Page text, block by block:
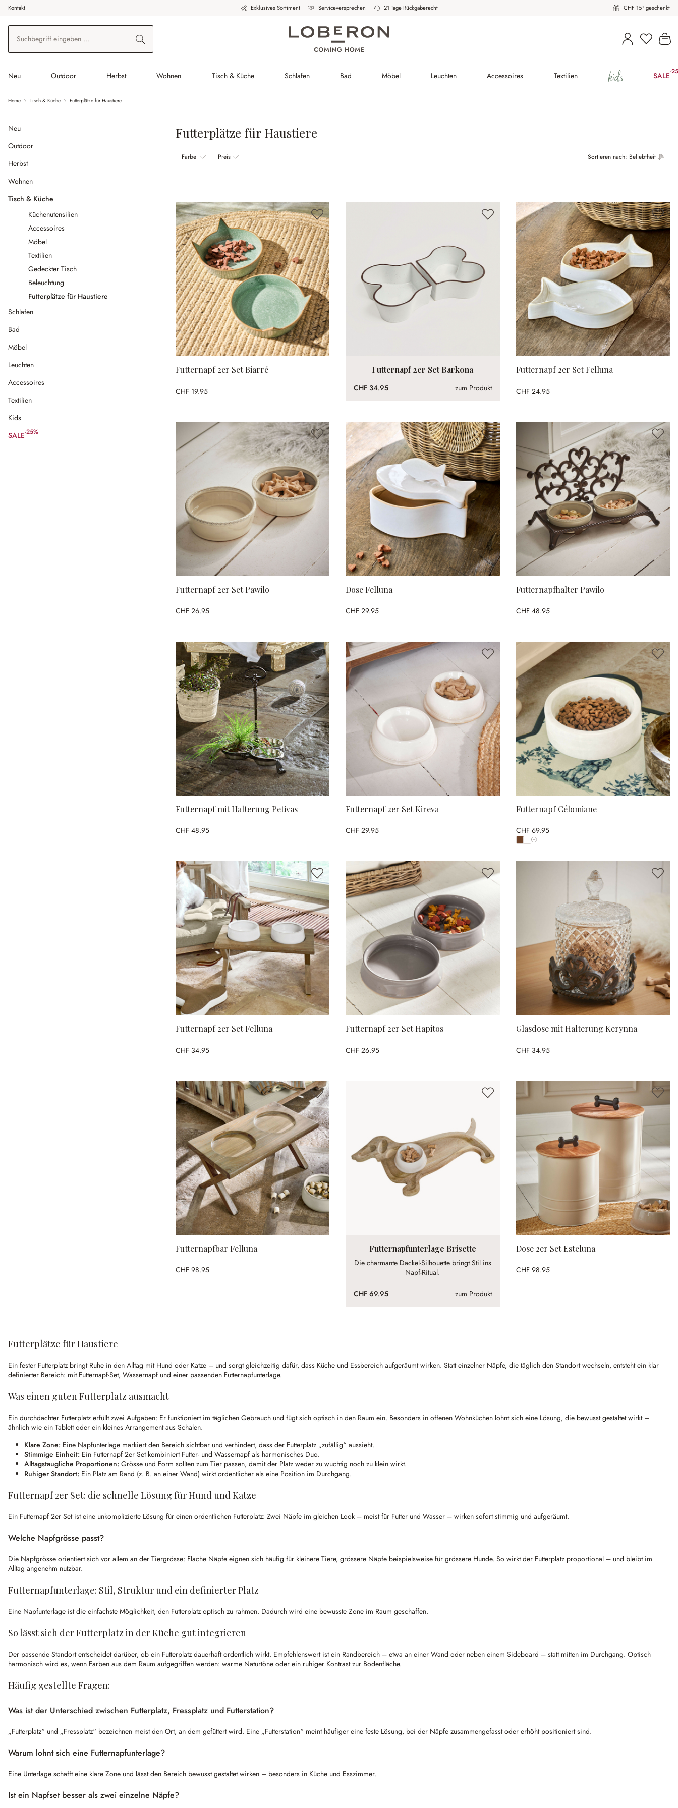
Hauptinhalt springen
Zur Suche springen
Zur Hauptnavigation springen
Kontakt Exklusives Sortiment Serviceversprechen 21 Tage Rückgaberecht CHF 15¹ geschenkt
Neu Outdoor Herbst Wohnen Tisch & Küche Schlafen Bad Möbel Leuchten Accessoires Textilien kids SALE-
Home Tisch & Küche Futterplätze für Haustiere
Neu
Outdoor
Herbst
Wohnen
Tisch & Küche
Küchenutensilien
Accessoires
Möbel
Textilien
Gedeckter Tisch
Beleuchtung
Futterplätze für Haustiere
Schlafen
Bad
Möbel
Leuchten
Accessoires
Textilien
Kids
SALE-25%
(25% gespart)
Futterplätze für Haustiere
Sortieren nach: Beliebtheit
Farbe Preis
Futternapf 2er Set Biarré
CHF 19.95
Futternapf 2er Set Barkona
CHF 34.95 zum Produkt
Futternapf 2er Set Felluna
CHF 24.95
Futternapf 2er Set Pawilo
CHF 26.95
Dose Felluna
CHF 29.95
Futternapfhalter Pawilo
CHF 48.95
Futternapf mit Halterung Petivas
CHF 48.95
Futternapf 2er Set Kireva
CHF 29.95
Futternapf Célomiane
CHF 69.95
Futternapf 2er Set Felluna
CHF 34.95
Futternapf 2er Set Hapitos
CHF 26.95
Glasdose mit Halterung Kerynna
CHF 34.95
Futternapfbar Felluna
CHF 98.95
Futternapfunterlage Brisette
Die charmante Dackel-Silhouette bringt Stil ins
Napf-Ritual.
CHF 69.95 zum Produkt
Dose 2er Set Esteluna
CHF 98.95
Futterplätze für Haustiere
Ein fester Futterplatz bringt Ruhe in den Alltag mit Hund oder Katze – und sorgt gleichzeitig dafür, dass Küche und Essbereich aufgeräumt wirken. Statt einzelner Näpfe, die täglich den Standort wechseln, entsteht ein klar
definierter Bereich: mit Futternapf-Set, Wassernapf und einer passenden Futternapfunterlage.
Was einen guten Futterplatz ausmacht
Ein durchdachter Futterplatz erfüllt zwei Aufgaben: Er funktioniert im täglichen Gebrauch und fügt sich optisch in den Raum ein. Besonders in offenen Wohnküchen lohnt sich eine Lösung, die bewusst gestaltet wirkt –
ähnlich wie ein Tablett oder ein kleines Arrangement aus Schalen.
Klare Zone: Eine Napfunterlage markiert den Bereich sichtbar und verhindert, dass der Futterplatz „zufällig“ aussieht.
Stimmige Einheit: Ein Futternapf 2er Set kombiniert Futter- und Wassernapf als harmonisches Duo.
Alltagstaugliche Proportionen: Grösse und Form sollten zum Tier passen, damit der Platz weder zu wuchtig noch zu klein wirkt.
Ruhiger Standort: Ein Platz am Rand (z. B. an einer Wand) wirkt ordentlicher als eine Position im Durchgang.
Futternapf 2er Set: die schnelle Lösung für Hund und Katze
Ein Futternapf 2er Set ist eine unkomplizierte Lösung für einen ordentlichen Futterplatz: Zwei Näpfe im gleichen Look – meist für Futter und Wasser – wirken sofort stimmig und aufgeräumt.
Welche Napfgrösse passt?
Die Napfgrösse orientiert sich vor allem an der Tiergrösse: Flache Näpfe eignen sich häufig für kleinere Tiere, grössere Näpfe beispielsweise für grössere Hunde. So wirkt der Futterplatz proportional – und bleibt im
Alltag angenehm nutzbar.
Futternapfunterlage: Stil, Struktur und ein definierter Platz
Eine Napfunterlage ist die einfachste Möglichkeit, den Futterplatz optisch zu rahmen. Dadurch wird eine bewusste Zone im Raum geschaffen.
So lässt sich der Futterplatz in der Küche gut integrieren
Der passende Standort entscheidet darüber, ob ein Futterplatz dauerhaft ordentlich wirkt. Empfehlenswert ist ein Randbereich – etwa an einer Wand oder neben einem Sideboard – statt mitten im Durchgang. Optisch
harmonisch wird es, wenn Farben aus dem Raum aufgegriffen werden: warme Naturtöne oder ein ruhiger Kontrast zur Bodenfläche.
Häufig gestellte Fragen:
Was ist der Unterschied zwischen Futterplatz, Fressplatz und Futterstation?
„Futterplatz“ und „Fressplatz“ bezeichnen meist den Ort, an dem gefüttert wird. Eine „Futterstation“ meint häufiger eine feste Lösung, bei der Näpfe zusammengefasst oder erhöht positioniert sind.
Warum lohnt sich eine Futternapfunterlage?
Eine Unterlage schafft eine klare Zone und lässt den Bereich bewusst gestaltet wirken – besonders in Küche und Esszimmer.
Ist ein Napfset besser als zwei einzelne Näpfe?